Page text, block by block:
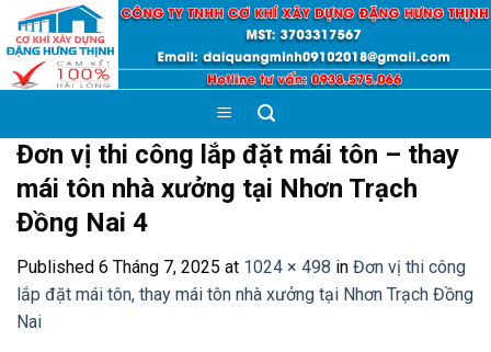
Skip
content
Đơn vị thi công lắp đặt mái tôn – thay
mái tôn nhà xưởng tại Nhơn Trạch
Đồng Nai 4
Published 6 Tháng 7, 2025 at 1024 × 498 in Đơn vị thi công
lắp đặt mái tôn, thay mái tôn nhà xưởng tại Nhơn Trạch Đồng
Nai